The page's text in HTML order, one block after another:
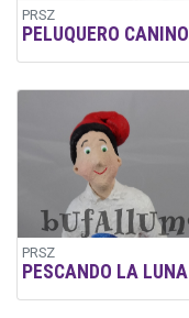
PRSZ
PELUQUERO CANINO
PRSZ
PESCANDO LA LUNA